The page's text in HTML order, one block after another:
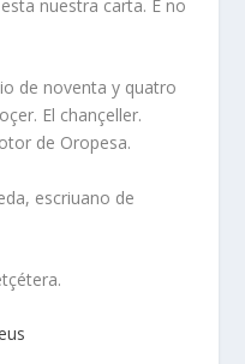
nuestra carta. E no
de noventa y quatro
El chançeller.
de Oropesa.
escriuano de